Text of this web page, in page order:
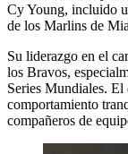
Cy Young, incluido
de los Marlins de
Su liderazgo en el
los Bravos,
Series Mundiales.
comportamiento
compañeros de